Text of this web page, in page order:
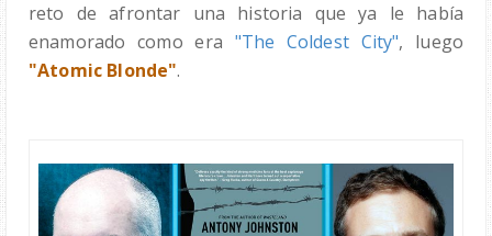
reto de afrontar una historia que ya le había
enamorado como era "The Coldest City", luego
"Atomic Blonde".